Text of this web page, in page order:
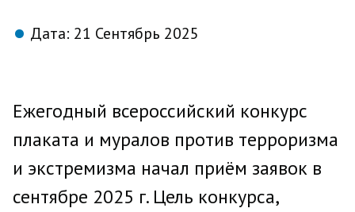
Дата: 21 Сентябрь 2025
Ежегодный всероссийский конкурс
плаката и муралов против терроризма
и экстремизма начал приём заявок в
сентябре 2025 г. Цель конкурса,